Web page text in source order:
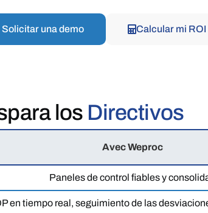
Solicitar una demo Calcular mi ROI
para los Directivos
Avec Weproc
Paneles de control fiables y
en tiempo real, seguimiento de las